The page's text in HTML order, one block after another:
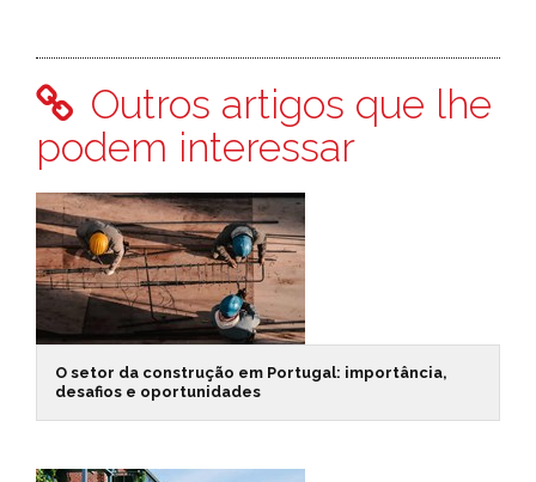
Outros artigos que lhe
podem interessar
O setor da construção em Portugal: importância,
desafios e oportunidades